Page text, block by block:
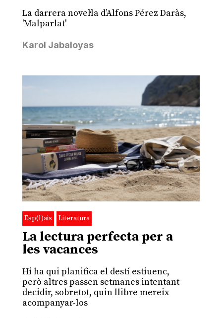
La darrera novel·la d’Alfons Pérez Daràs,
'Malparlat'
Karol Jabaloyas
Esp(l)ais Literatura
La lectura perfecta per a
les vacances
Hi ha qui planifica el destí estiuenc,
però altres passen setmanes intentant
decidir, sobretot, quin llibre mereix
acompanyar-los